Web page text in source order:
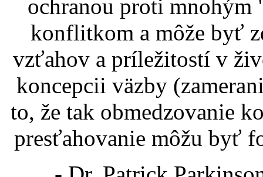
ochranou proti mnohým
konflitkom a môže byť
vzťahov a príležitostí v
koncepcii väzby
to, že tak obmedzovanie
presťahovanie môžu byť